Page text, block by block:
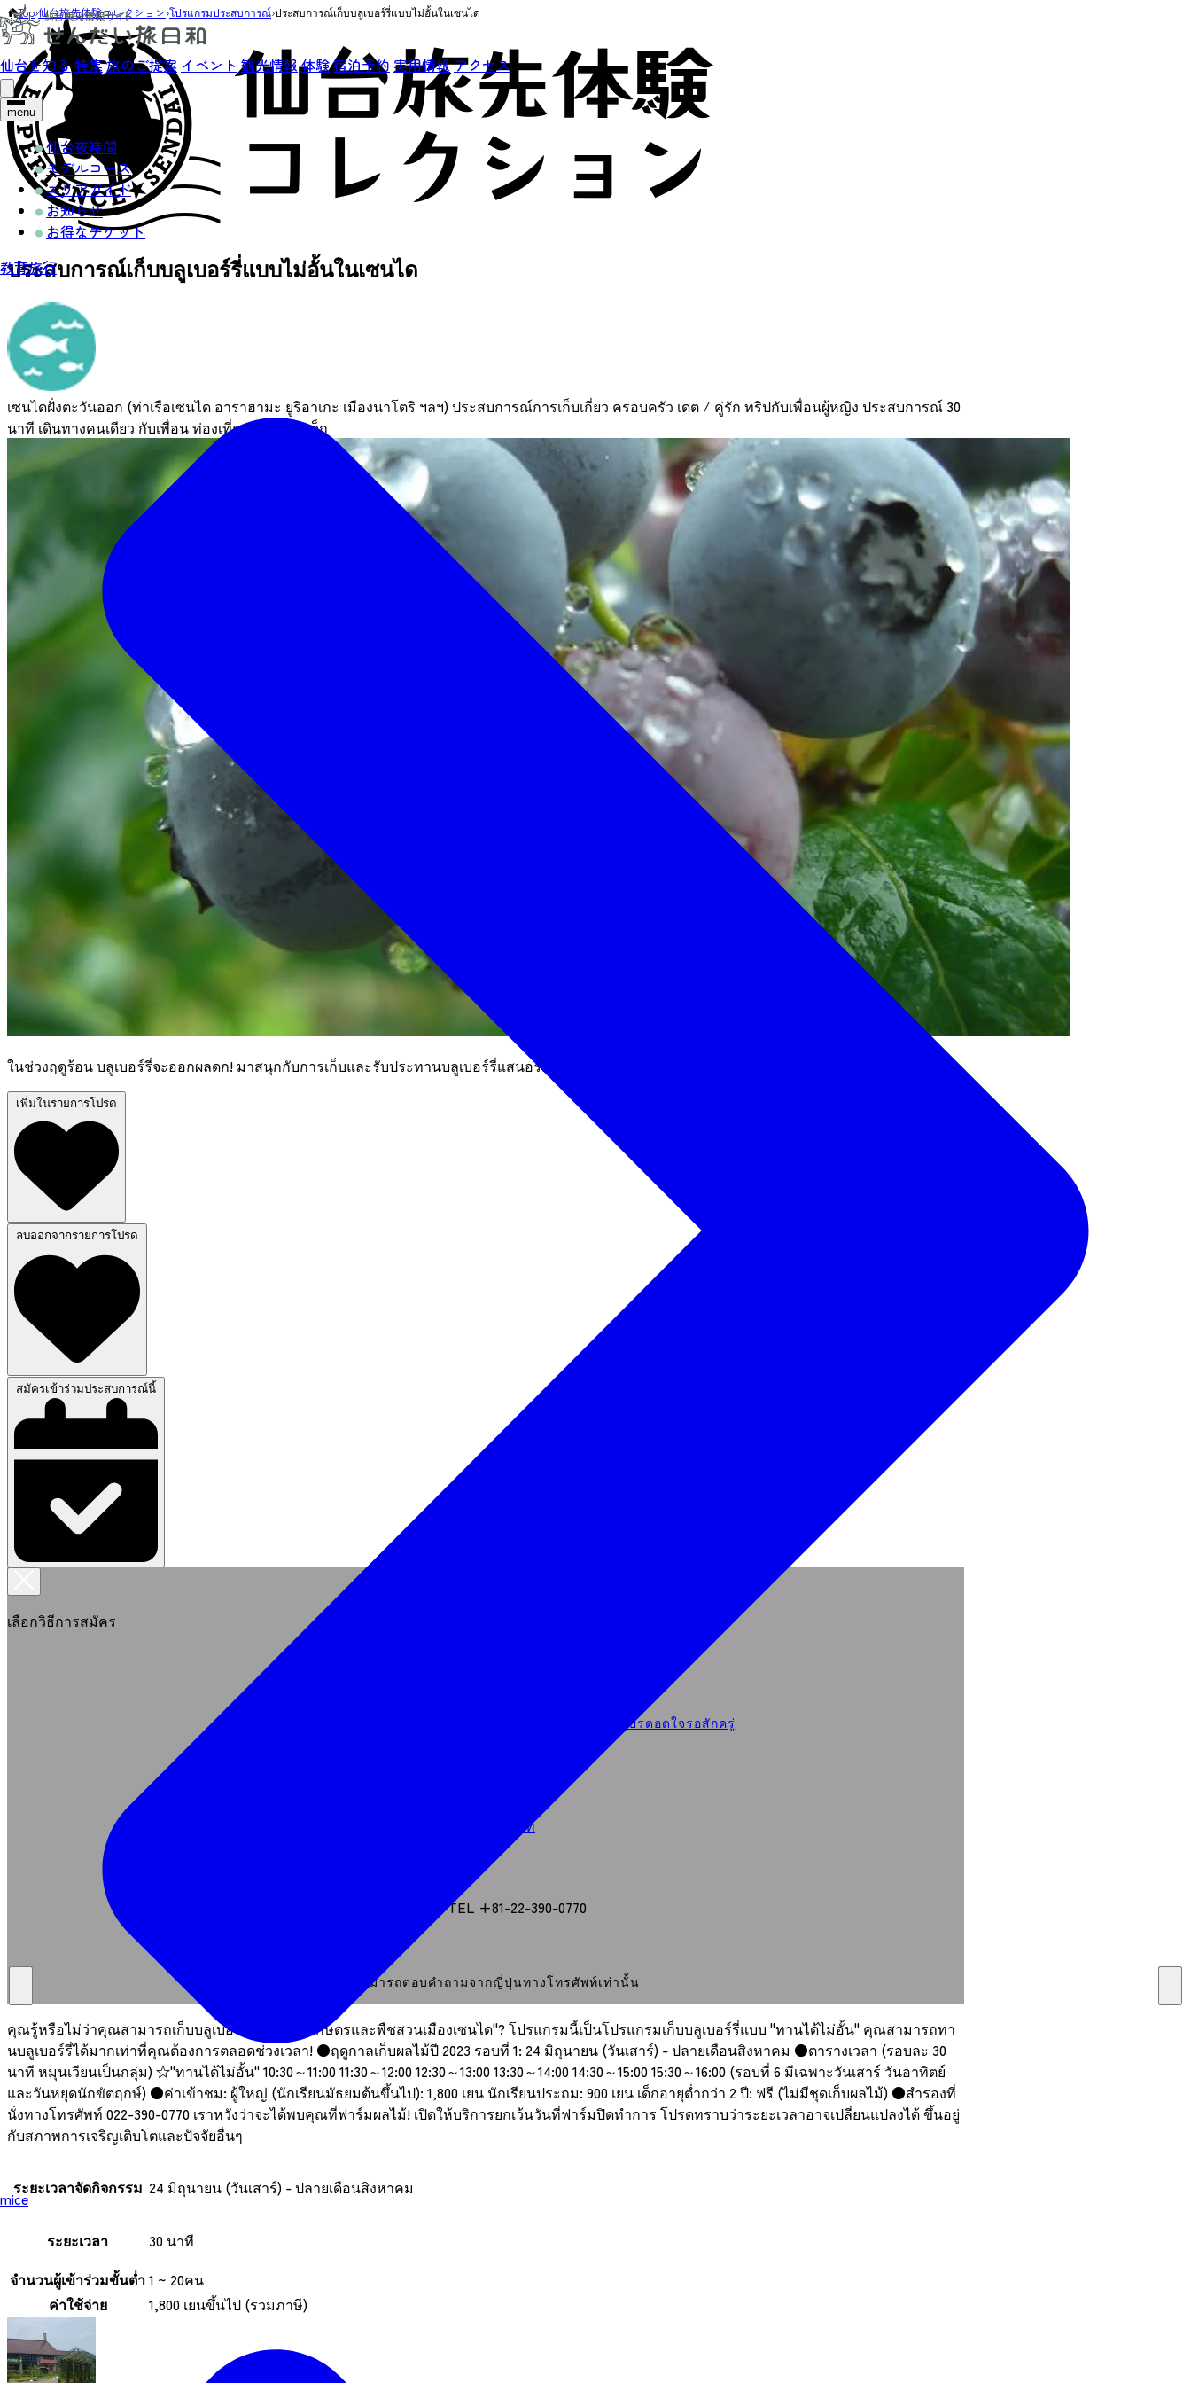
仙台を知る特集旅のご提案 イベント 観光情報 体験宿泊予約 実用情報アクセス
menu
仙台夜時間
モデルコース
エリアガイド
お知らせ
お得なチケット
教育旅行
mice
Top›仙台旅先体験コレクション›โปรแกรมประสบการณ์›ประสบการณ์เก็บบลูเบอร์รี่แบบไม่อั้นในเซนได
ประสบการณ์เก็บบลูเบอร์รี่แบบไม่อั้นในเซนได
เซนไดฝั่งตะวันออก (ท่าเรือเซนได อาราฮามะ ยูริอาเกะ เมืองนาโตริ ฯลฯ)ประสบการณ์การเก็บเกี่ยว ครอบครัว เดต / คู่รัก ทริปกับเพื่อนผู้หญิง ประสบการณ์ 30
นาที เดินทางคนเดียว กับเพื่อนท่องเที่ยวแบบกลุ่มเด็ก
ในช่วงฤดูร้อน บลูเบอร์รี่จะออกผลดก! มาสนุกกับการเก็บและรับประทานบลูเบอร์รี่แสนอร่อยกันเถอะ!
เพิ่มในรายการโปรด
ลบออกจากรายการโปรด
สมัครเข้าร่วมประสบการณ์นี้
เลือกวิธีการสมัคร
*ขณะนี้ระบบลงทะเบียนออนไลน์กำลังอยู่ในระหว่างการเตรียมการ โปรดอดใจรอสักครู่
สมัครทางโทรศัพท์
Overseas TEL +81-22-390-0770
เราสามารถตอบคำถามจากญี่ปุ่นทางโทรศัพท์เท่านั้น
คุณรู้หรือไม่ว่าคุณสามารถเก็บบลูเบอร์รี่ได้ที่ "ศูนย์เกษตรและพืชสวนเมืองเซนได"? โปรแกรมนี้เป็นโปรแกรมเก็บบลูเบอร์รี่แบบ "ทานได้ไม่อั้น" คุณสามารถทา
นบลูเบอร์รี่ได้มากเท่าที่คุณต้องการตลอดช่วงเวลา! ●ฤดูกาลเก็บผลไม้ปี 2023 รอบที่ 1: 24 มิถุนายน (วันเสาร์) - ปลายเดือนสิงหาคม ●ตารางเวลา (รอบละ 30
นาที หมุนเวียนเป็นกลุ่ม) ☆"ทานได้ไม่อั้น" 10:30～11:00 11:30～12:00 12:30～13:00 13:30～14:00 14:30～15:00 15:30～16:00 (รอบที่ 6 มีเฉพาะวันเสาร์ วันอาทิตย์
และวันหยุดนักขัตฤกษ์) ●ค่าเข้าชม: ผู้ใหญ่ (นักเรียนมัธยมต้นขึ้นไป): 1,800 เยน นักเรียนประถม: 900 เยน เด็กอายุต่ำกว่า 2 ปี: ฟรี (ไม่มีชุดเก็บผลไม้) ●สำรองที่
นั่งทางโทรศัพท์ 022-390-0770 เราหวังว่าจะได้พบคุณที่ฟาร์มผลไม้! เปิดให้บริการยกเว้นวันที่ฟาร์มปิดทำการ โปรดทราบว่าระยะเวลาอาจเปลี่ยนแปลงได้ ขึ้นอยู่
กับสภาพการเจริญเติบโตและปัจจัยอื่นๆ
ระยะเวลาจัดกิจกรรม 24 มิถุนายน (วันเสาร์) - ปลายเดือนสิงหาคม
ระยะเวลา
30 นาที
จำนวนผู้เข้าร่วมขั้นต่ำ1 ~ 20คน
ค่าใช้จ่าย
1,800 เยนขึ้นไป (รวมภาษี)